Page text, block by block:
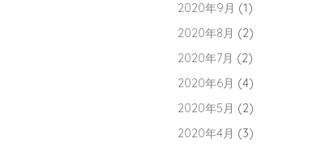
2020年9月 (1)
2020年8月 (2)
2020年7月 (2)
2020年6月 (4)
2020年5月 (2)
2020年4月 (3)